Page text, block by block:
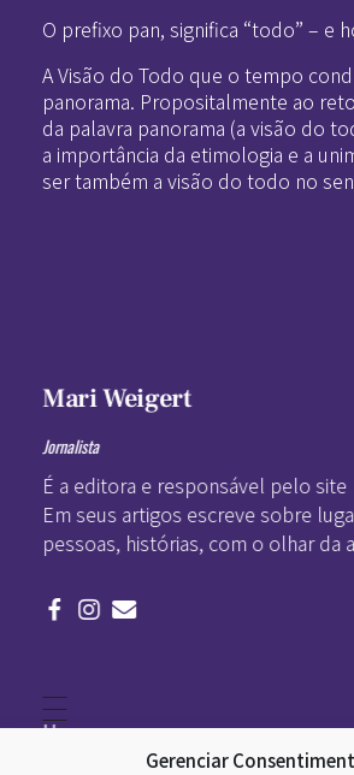
Gerenciar
O prefixo pan, significa “todo” – e
A Visão do Todo que o tempo
panorama. Propositalmente ao
da palavra panorama (a visão do
a importância da etimologia e a
ser também a visão do todo no
Mari Weigert
Jornalista
É a editora e responsável pelo site
Em seus artigos escreve sobre
pessoas, histórias, com o olhar da
Home